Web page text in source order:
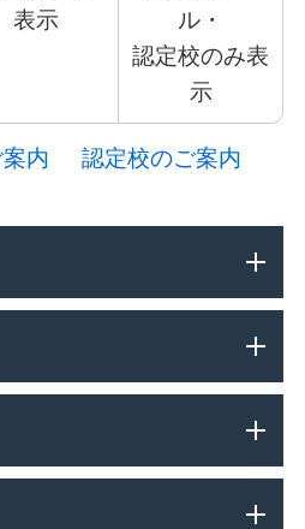
表示
ル・
認定校のみ表
示
内 認定校のご案内